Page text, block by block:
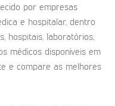
por empresas
e hospitalar, dentro
hospitais, laboratórios,
médicos disponíveis em
e compare as melhores